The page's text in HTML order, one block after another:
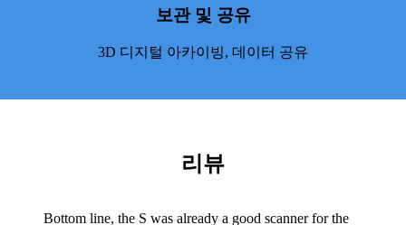
보관 및 공유
3D 디지털 아카이빙, 데이터 공유
리뷰
Bottom line, the S was already a good scanner for the